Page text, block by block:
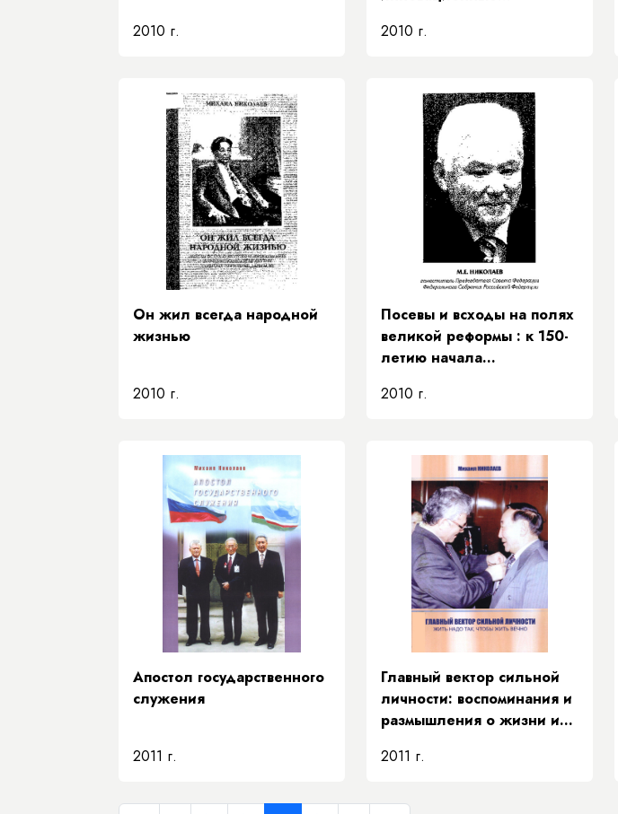
2010 г. 2010 г.
Он жил всегда народной
жизнью
2010 г.
Посевы и всходы на полях
великой реформы : к 150-
летию начала
1861 г. в России
2010 г.
Апостол государственного
служения
2011 г.
Главный вектор сильной
личности: воспоминания и
размышления о жизни и
Кычкина
2011 г.